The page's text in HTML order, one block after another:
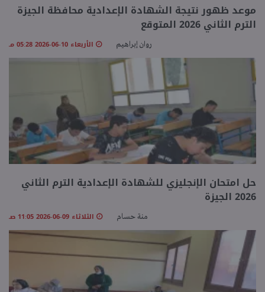
موعد ظهور نتيجة الشهادة الإعدادية محافظة الجيزة
الترم الثاني 2026 المتوقع
روان إبراهيم الأربعاء 10-06-2026 05:28 مـ
حل امتحان الإنجليزي للشهادة الإعدادية الترم الثاني
2026 الجيزة
منة حسام الثلاثاء 09-06-2026 11:05 صـ